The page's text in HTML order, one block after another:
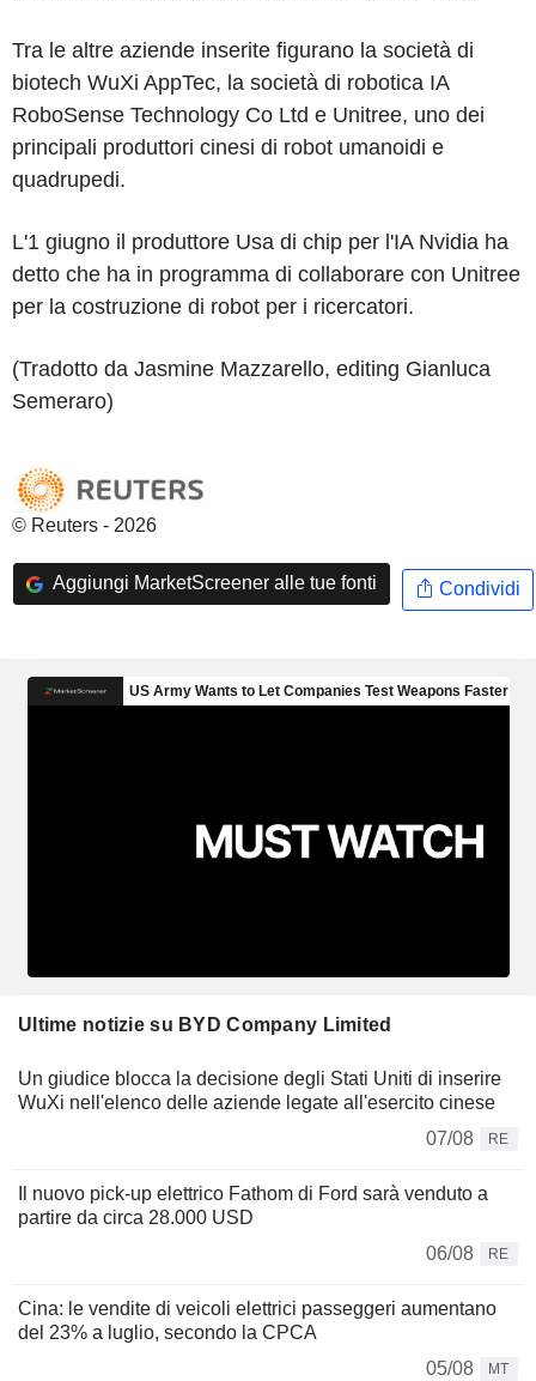
Tra le altre aziende inserite figurano la società di
biotech WuXi AppTec, la società di robotica IA
RoboSense Technology Co Ltd e Unitree, uno dei
principali produttori cinesi di robot umanoidi e
quadrupedi.
L'1 giugno il produttore Usa di chip per l'IA Nvidia ha
detto che ha in programma di collaborare con Unitree
per la costruzione di robot per i ricercatori.
(Tradotto da Jasmine Mazzarello, editing Gianluca
Semeraro)
© Reuters - 2026
Aggiungi MarketScreener alle tue fonti Condividi
Ultime notizie su BYD Company Limited
Un giudice blocca la decisione degli Stati Uniti di inserire
WuXi nell'elenco delle aziende legate all'esercito cinese
07/08
RE
Il nuovo pick-up elettrico Fathom di Ford sarà venduto a
partire da circa 28.000 USD
06/08
RE
Cina: le vendite di veicoli elettrici passeggeri aumentano
del 23% a luglio, secondo la CPCA
05/08
MT